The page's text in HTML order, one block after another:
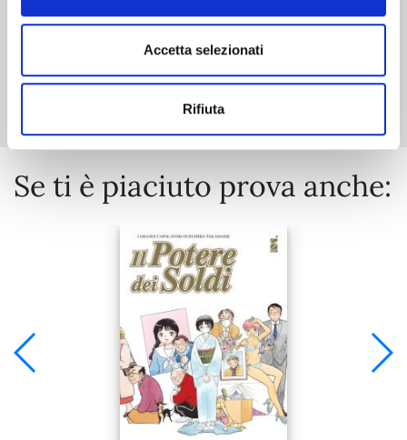
Accetta selezionati
Rifiuta
Mostra tutto
Se ti è piaciuto prova anche: